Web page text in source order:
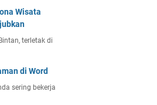
Wisata
terletak di
di Word
sering bekerja